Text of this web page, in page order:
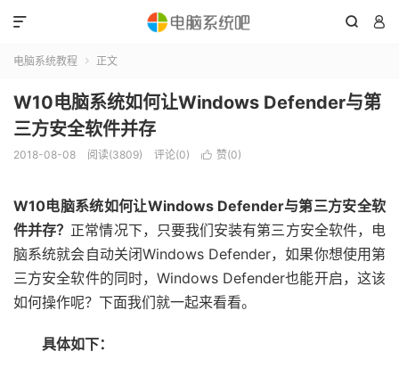
 

电脑系统教程  正文
W10电脑系统如何让Windows Defender与第
三方安全软件并存
2018-08-08 阅读(3809) 评论(0)  赞(0)
W10电脑系统如何让Windows Defender与第三方安全软
件并存？ 正常情况下，只要我们安装有第三方安全软件，电
脑系统就会自动关闭Windows Defender，如果你想使用第
三方安全软件的同时，Windows Defender也能开启，这该
如何操作呢？下面我们就一起来看看。
具体如下：